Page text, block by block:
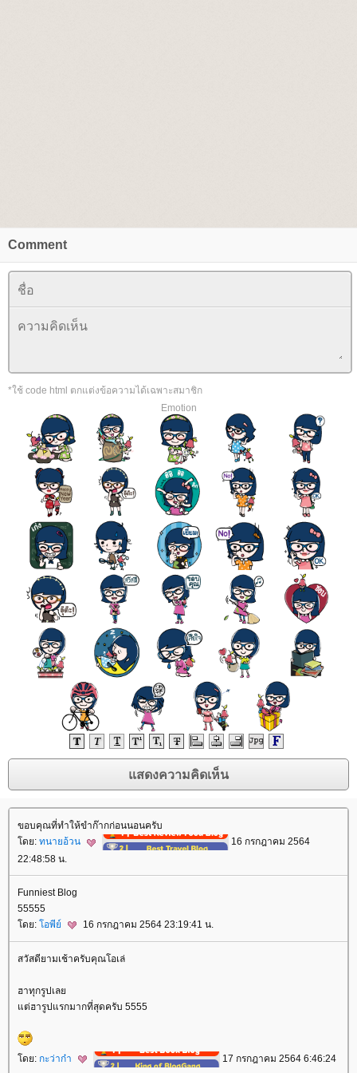
Comment
*ใช้ code html ตกแต่งข้อความได้เฉพาะสมาชิก
Emotion
ขอบคุณที่ทำให้ขำก๊ากก่อนนอนครับ
ดย: ทนายอ้วน
16 กรกฎาคม 2564
22:48:58 น.
Funniest Blog
55555
ดย: อพีย์ 16 กรกฎาคม 2564 23:19:41 น.
สวัสดียามเช้าครับคุณโอเล่
ฮาทุกรูปเล
ต่ฮารูปแรกมากที่สุดครับ 5555
ดย: กะว่าก๋า
17 กรกฎาคม 2564 6:46:24